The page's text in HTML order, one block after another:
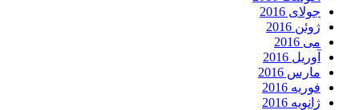
جولای 2016
ژوئن 2016
می 2016
آوریل 2016
مارس 2016
فوریه 2016
ژانویه 2016